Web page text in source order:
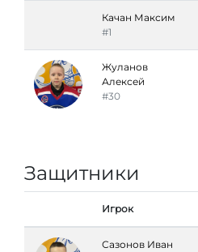
Качан Максим
#1
Жуланов
Алексей
#30
Защитники
Игрок
Сазонов Иван